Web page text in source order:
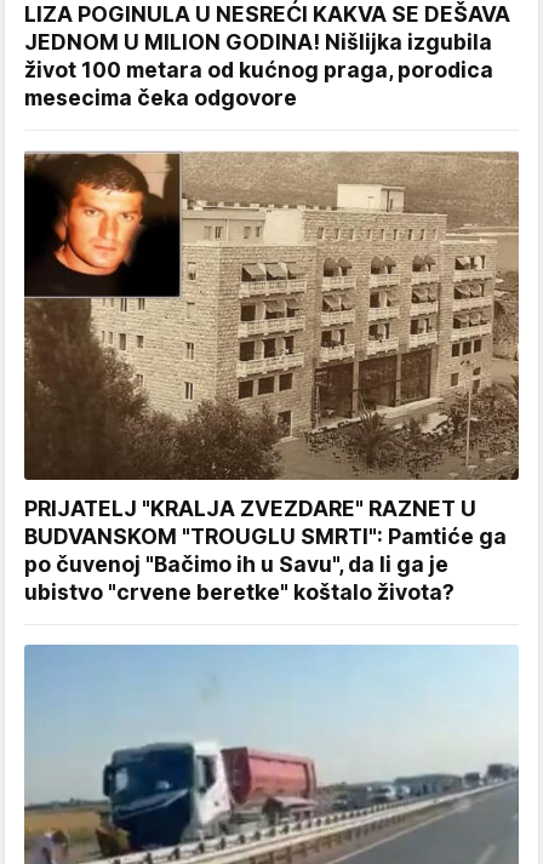
LIZA POGINULA U NESREĆI KAKVA SE DEŠAVA
JEDNOM U MILION GODINA! Nišlijka izgubila
život 100 metara od kućnog praga, porodica
mesecima čeka odgovore
PRIJATELJ "KRALJA ZVEZDARE" RAZNET U
BUDVANSKOM "TROUGLU SMRTI": Pamtiće ga
po čuvenoj "Bačimo ih u Savu", da li ga je
ubistvo "crvene beretke" koštalo života?